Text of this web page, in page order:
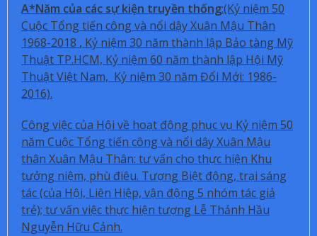
A*Năm của các sự kiện truyền thống:(Kỷ niệm 50
Cuộc Tổng tiến công và nổi dậy Xuân Mậu Thân
1968-2018 , Kỷ niệm 30 năm thành lập Bảo tàng Mỹ
Thuật TP.HCM, Kỷ niệm 60 năm thành lập Hội Mỹ
Thuật Việt Nam, Kỷ niệm 30 năm Đổi Mới: 1986-
2016).
Công việc của Hội về hoạt động phục vụ Kỷ niệm 50
năm Cuộc Tổng tiến công và nổi dây Xuân Mậu
thân Xuân Mậu Thân: tư vấn cho thực hiện Khu
tưởng niệm, phù điêu. Tượng Biệt động, trại sáng
tác (của Hội, Liên Hiệp, vận động 5 nhóm tác giả
trẻ); tư vấn việc thực hiện tượng Lễ Thảnh Hầu
Nguyễn Hữu Cảnh.